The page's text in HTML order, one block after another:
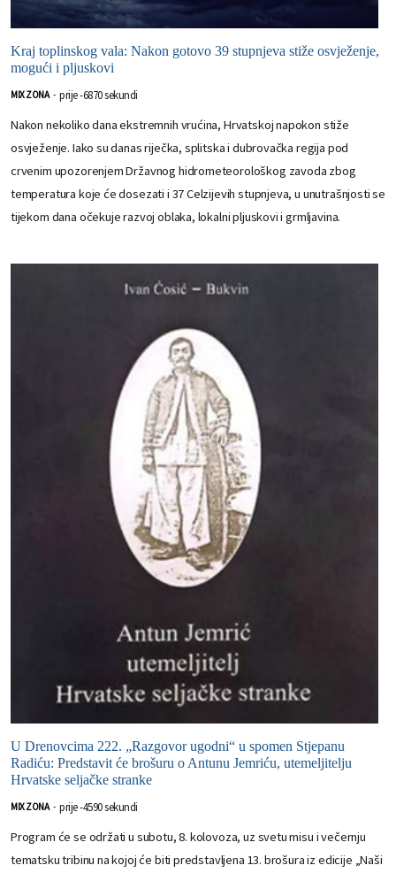
Kraj toplinskog vala: Nakon gotovo 39 stupnjeva stiže osvježenje,
mogući i pljuskovi
MIX ZONA - prije -6870 sekundi
Nakon nekoliko dana ekstremnih vrućina, Hrvatskoj napokon stiže
osvježenje. Iako su danas riječka, splitska i dubrovačka regija pod
crvenim upozorenjem Državnog hidrometeorološkog zavoda zbog
temperatura koje će dosezati i 37 Celzijevih stupnjeva, u unutrašnjosti se
tijekom dana očekuje razvoj oblaka, lokalni pljuskovi i grmljavina.
U Drenovcima 222. „Razgovor ugodni“ u spomen Stjepanu
Radiću: Predstavit će brošuru o Antunu Jemriću, utemeljitelju
Hrvatske seljačke stranke
MIX ZONA - prije -4590 sekundi
Program će se održati u subotu, 8. kolovoza, uz svetu misu i večernju
tematsku tribinu na kojoj će biti predstavljena 13. brošura iz edicije „Naši